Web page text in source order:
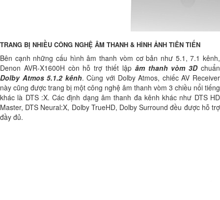
TRANG BỊ NHIỀU CÔNG NGHỆ ÂM THANH & HÌNH ẢNH TIÊN TIẾN
Bên cạnh những cấu hình âm thanh vòm cơ bản như 5.1, 7.1 kênh,
Denon AVR-X1600H còn hỗ trợ thiết lập âm thanh vòm 3Dchuẩn
Dolby Atmos 5.1.2 kênh. Cùng với Dolby Atmos, chiếc AV Receiver
này cũng được trang bị một công nghệ âm thanh vòm 3 chiều nổi tiếng
khác là DTS :X. Các định dạng âm thanh đa kênh khác như DTS HD
Master, DTS Neural:X, Dolby TrueHD, Dolby Surround đều được hỗ trợ
đầy đủ.